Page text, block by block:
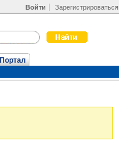
Войти Зарегистрироваться
Портал